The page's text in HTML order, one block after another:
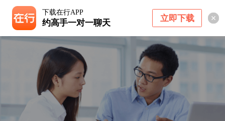
下载在行APP
约高手一对一聊天 立即下载